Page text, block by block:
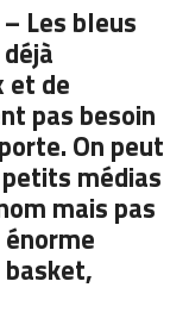
Les bleus
et de
pas besoin
On peut
médias
mais pas
énorme